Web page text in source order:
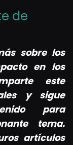
de
sobre los
en los
este
y sigue
para
tema.
artículos